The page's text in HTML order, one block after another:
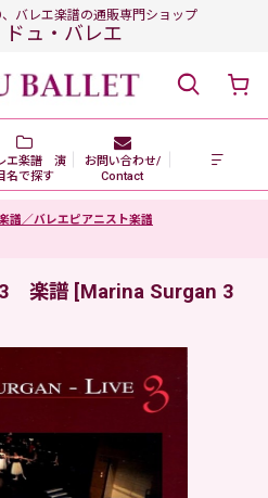
バレエ楽譜の通販専門ショップ
ドュ・バレエ
エ楽譜 演
名で探す
お問い合わせ/
Contact
譜／バレエピアニスト楽譜
3 楽譜 [Marina Surgan 3